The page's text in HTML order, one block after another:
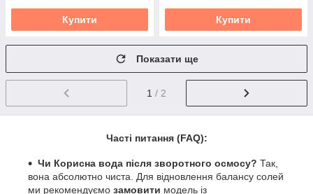
Купити Купити
Показати ще
1 / 2
Часті питання (FAQ):
Чи Корисна вода після зворотного осмосу? Так,
вона абсолютно чиста. Для відновлення балансу солей
ми рекомендуємо замовити модель із